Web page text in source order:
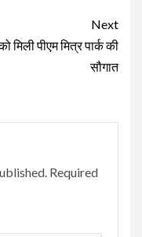
Next
मिली पीएम मित्र पार्क की
सौगात
Required